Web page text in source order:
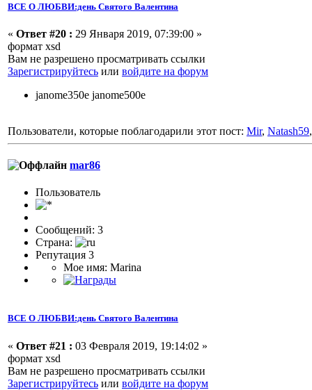
ВСЕ О ЛЮБВИ:день Святого Валентина
« Ответ #20 : 29 Января 2019, 07:39:00 »
формат xsd
Вам не разрешено просматривать ссылки
Зарегистрируйтесь или войдите на форум
janome350e janome500e
Пользователи, которые поблагодарили этот пост: Mir, Natash59
mar86
Пользователь
Сообщений: 3
Страна:
Репутация 3
Мое имя: Marina
ВСЕ О ЛЮБВИ:день Святого Валентина
« Ответ #21 : 03 Февраля 2019, 19:14:02 »
формат xsd
Вам не разрешено просматривать ссылки
Зарегистрируйтесь или войдите на форум